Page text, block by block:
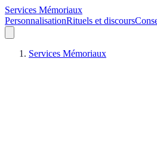
Services Mémoriaux
PersonnalisationRituels et discours
Services Mémoriaux